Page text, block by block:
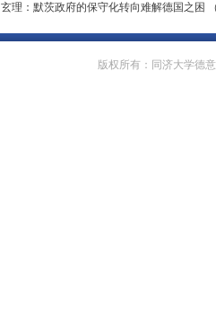
玄理：默茨政府的保守化转向难解德国之困
版权所有：同济大学德